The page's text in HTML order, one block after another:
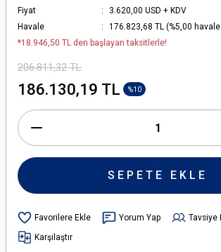
Fiyat
3.620,00 USD + KDV
Havale
176.823,68 TL (%5,00
*18.946,50 TL den başlayan taksitlerle!
206.811,32 TL
186.130,19 TL %10
SEPETE EKLE
Yorum Yap Tavsiye
Karşılaştır